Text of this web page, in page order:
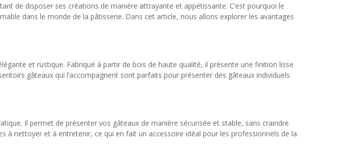
de disposer ses créations de manière attrayante et appétissante. C’est pourquoi le
dans le monde de la pâtisserie. Dans cet article, nous allons explorer les avantages
et rustique. Fabriqué à partir de bois de haute qualité, il présente une finition lisse
gâteaux qui l’accompagnent sont parfaits pour présenter des gâteaux individuels
Il permet de présenter vos gâteaux de manière sécurisée et stable, sans craindre
à nettoyer et à entretenir, ce qui en fait un accessoire idéal pour les professionnels de la